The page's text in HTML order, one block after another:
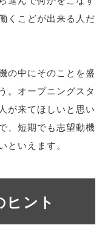
くこどが出来る人だ
の中にそのことを盛
。オープニングスタ
が来てほしいと思い
、短期でも志望動機
いえます。
ント